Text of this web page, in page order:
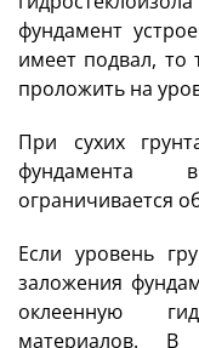
фундамент
имеет подвал, то
проложить на
При сухих
фундамента
ограничивается
Если уровень
заложения
оклеенную
материалов. В